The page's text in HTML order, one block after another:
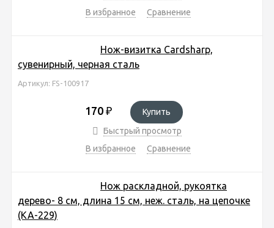
В избранное
Сравнение
Нож-визитка Cardsharp,
сувенирный, черная сталь
Артикул: FS-100917
170 ₽
Купить
Быстрый просмотр
В избранное
Сравнение
Нож раскладной, рукоятка
дерево- 8 см, длина 15 см, неж. сталь, на цепочке
(KA-229)